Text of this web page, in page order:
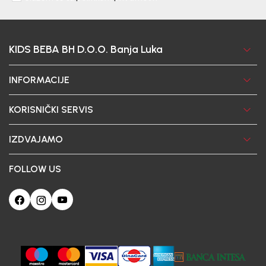
KIDS BEBA BH D.O.O. Banja Luka
INFORMACIJE
KORISNIČKI SERVIS
IZDVAJAMO
FOLLOW US